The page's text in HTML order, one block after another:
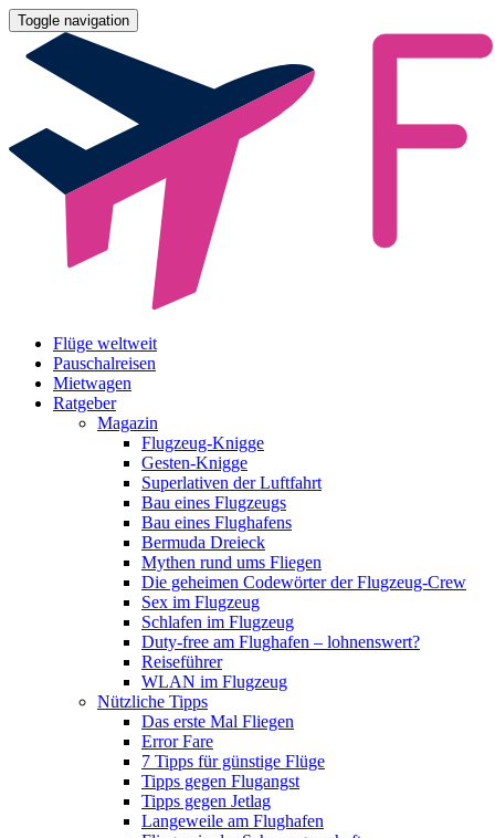
Toggle navigation
Flüge weltweit
Pauschalreisen
Mietwagen
Ratgeber
Magazin
Flugzeug-Knigge
Gesten-Knigge
Superlativen der Luftfahrt
Bau eines Flugzeugs
Bau eines Flughafens
Bermuda Dreieck
Mythen rund ums Fliegen
Die geheimen Codewörter der Flugzeug-Crew
Sex im Flugzeug
Schlafen im Flugzeug
Duty-free am Flughafen – lohnenswert?
Reiseführer
WLAN im Flugzeug
Nützliche Tipps
Das erste Mal Fliegen
Error Fare
7 Tipps für günstige Flüge
Tipps gegen Flugangst
Tipps gegen Jetlag
Langeweile am Flughafen